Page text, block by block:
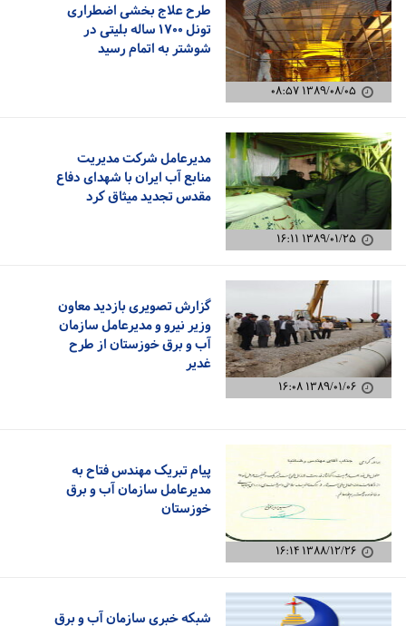
۱۳۸۹/۰۸/۰۵ ۰۸:۵۷
طرح علاج بخشی اضطراری
تونل ۱۷۰۰ ساله بلیتی در
شوشتر به اتمام رسید
۱۳۸۹/۰۱/۲۵ ۱۶:۱۱
مدیرعامل شرکت مدیریت
منابع آب ایران با شهدای دفاع
مقدس تجدید میثاق کرد
۱۳۸۹/۰۱/۰۶ ۱۶:۰۸
گزارش تصویری بازدید معاون
وزیر نیرو و مدیرعامل سازمان
آب و برق خوزستان از طرح
غدیر
۱۳۸۸/۱۲/۲۶ ۱۶:۱۴
پیام تبریک مهندس فتاح به
مدیرعامل سازمان آب و برق
خوزستان
شبکه خبری سازمان آب و برق